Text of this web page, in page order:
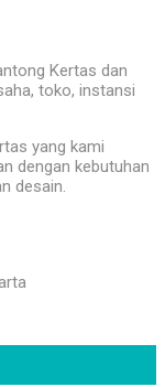
Kertas dan
toko, instansi
yang kami
dengan kebutuhan
desain.